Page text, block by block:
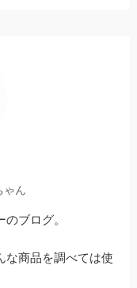
ゃん
ブログ。
な商品を調べては使